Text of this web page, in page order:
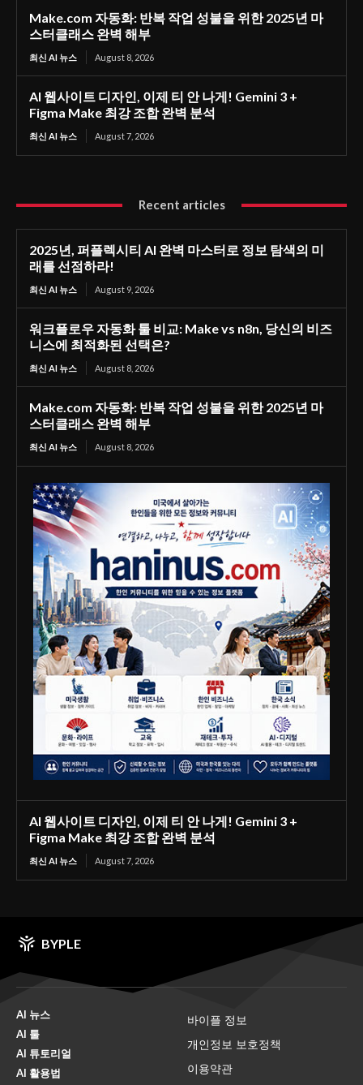
Make.com 자동화: 반복 작업 성불을 위한 2025년 마
스터클래스 완벽 해부
최신 AI 뉴스 August 8, 2026
AI 웹사이트 디자인, 이제 티 안 나게! Gemini 3 +
Figma Make 최강 조합 완벽 분석
최신 AI 뉴스 August 7, 2026
Recent articles
2025년, 퍼플렉시티 AI 완벽 마스터로 정보 탐색의 미
래를 선점하라!
최신 AI 뉴스 August 9, 2026
워크플로우 자동화 툴 비교: Make vs n8n, 당신의 비즈
니스에 최적화된 선택은?
최신 AI 뉴스 August 8, 2026
Make.com 자동화: 반복 작업 성불을 위한 2025년 마
스터클래스 완벽 해부
최신 AI 뉴스 August 8, 2026
AI 웹사이트 디자인, 이제 티 안 나게! Gemini 3 +
Figma Make 최강 조합 완벽 분석
최신 AI 뉴스 August 7, 2026
BYPLE
AI 뉴스
AI 툴
AI 튜토리얼
AI 활용법
바이플 정보
개인정보 보호정책
이용약관